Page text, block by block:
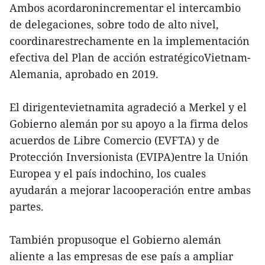
Ambos acordaronincrementar el intercambio
de delegaciones, sobre todo de alto nivel,
coordinarestrechamente en la implementación
efectiva del Plan de acción estratégicoVietnam-
Alemania, aprobado en 2019.
El dirigentevietnamita agradeció a Merkel y el
Gobierno alemán por su apoyo a la firma delos
acuerdos de Libre Comercio (EVFTA) y de
Protección Inversionista (EVIPA)entre la Unión
Europea y el país indochino, los cuales
ayudarán a mejorar lacooperación entre ambas
partes.
También propusoque el Gobierno alemán
aliente a las empresas de ese país a ampliar